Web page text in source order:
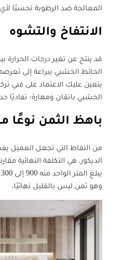
المعالجة ضد الرطوبة تحسبًا
الانتفاخ والتشوه
قد ينتج عن تغير درجات الحرارة
الحائط الخشبي ببراعة إلى تعرضه
يتعين عليك الاعتماد على فني
الخشبي باتقان ومهارة؛
باهظ الثمن نوعًا
من النقاط التي تجعل العميل
الديكور، هي التكلفة النهائية
وهو ثمن ليس بالقليل نهائيًا.